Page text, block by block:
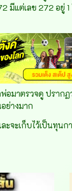
มีแต่เลข 272 อยู่
อมาตรวจดู ปราก
ย่างมาก
ะจะเก็บไว้เป็นทุน